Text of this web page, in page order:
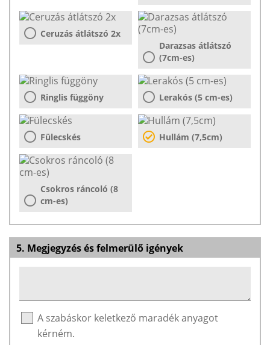
Ceruzás átlátszó 2x
Darazsas átlátszó
(7cm-es)
Ringlis függöny Lerakós (5 cm-es)
Fülecskés Hullám (7,5cm)
Csokros ráncoló (8
cm-es)
5. Megjegyzés és felmerülő igények
A szabáskor keletkező maradék anyagot
kérném.